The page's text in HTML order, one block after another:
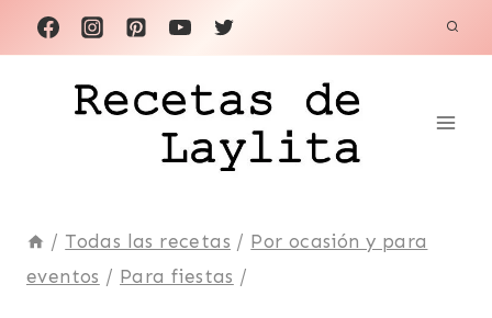
Saltar
al
contenido
/ Todas las recetas / Por ocasión y para
eventos / Para fiestas /